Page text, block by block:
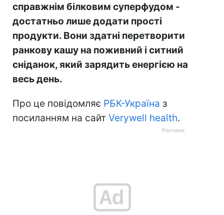
справжнім білковим суперфудом -
достатньо лише додати прості
продукти. Вони здатні перетворити
ранкову кашу на поживний і ситний
сніданок, який зарядить енергією на
весь день.
Про це повідомляє РБК-Україна з
посиланням на сайт Verywell health.